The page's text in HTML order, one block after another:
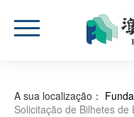
A sua localização：
Solicitação de Bilhetes de